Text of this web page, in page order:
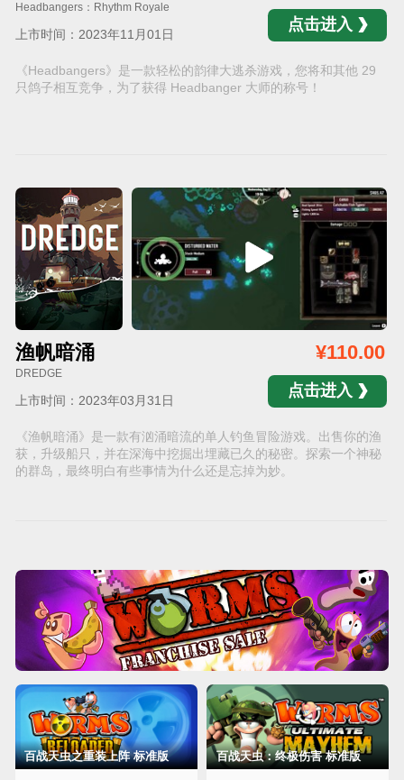
Headbangers：Rhythm Royale
上市时间：2023年11月01日
点击进入
《Headbangers》是一款轻松的韵律大逃杀游戏，您将和其他 29
只鸽子相互竞争，为了获得 Headbanger 大师的称号！
渔帆暗涌
DREDGE
上市时间：2023年03月31日
¥110.00
点击进入
《渔帆暗涌》是一款有汹涌暗流的单人钓鱼冒险游戏。出售你的渔
获，升级船只，并在深海中挖掘出埋藏已久的秘密。探索一个神秘
的群岛，最终明白有些事情为什么还是忘掉为妙。
百战天虫之重装上阵 标准版 百战天虫：终极伤害 标准版